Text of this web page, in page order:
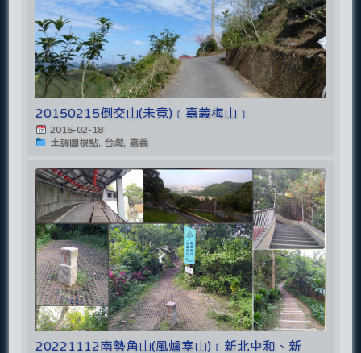
20150215倒交山(未竟)﹝嘉義梅山﹞
2015-02-18
土調圖根點, 台灣, 嘉義
20221112南勢角山(風爐塞山)﹝新北中和、新